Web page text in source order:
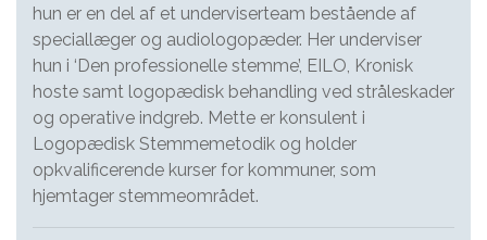
hun er en del af et underviserteam bestående af
speciallæger og audiologopæder. Her underviser
hun i ‘Den professionelle stemme’, EILO, Kronisk
hoste samt logopædisk behandling ved stråleskader
og operative indgreb. Mette er konsulent i
Logopædisk Stemmemetodik og holder
opkvalificerende kurser for kommuner, som
hjemtager stemmeområdet.